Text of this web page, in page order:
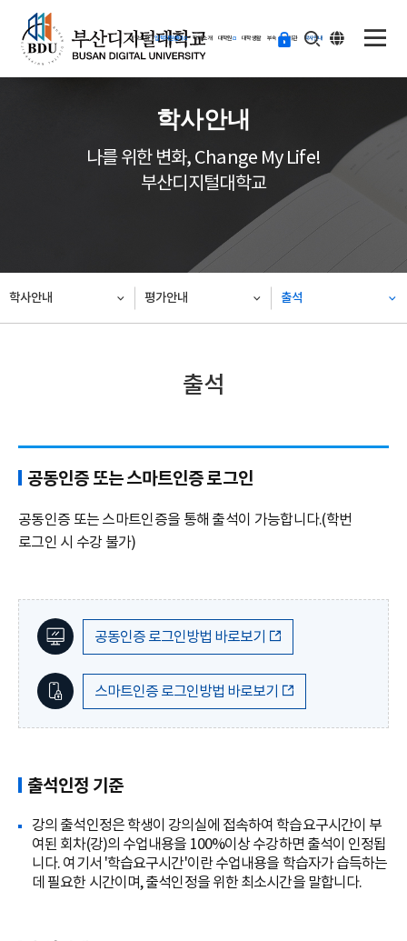
대학소개 입학지원센터 학과소개 대학원 대학생활 부속·부설기관 학사안내
등
ENG
학사안내
나를 위한 변화, Change My Life!
부산디지털대학교
학사안내 평가안내 출석
출석
공동인증 또는 스마트인증 로그인
공동인증 또는 스마트인증을 통해 출석이 가능합니다.(학번
로그인 시 수강 불가)
공동인증 로그인방법 바로보기
스마트인증 로그인방법 바로보기
출석인정 기준
강의 출석인정은 학생이 강의실에 접속하여 학습요구시간이 부
여된 회차(강)의 수업내용을 100%이상 수강하면 출석이 인정됩
니다. 여기서 '학습요구시간'이란 수업내용을 학습자가 습득하는
데 필요한 시간이며, 출석인정을 위한 최소시간을 말합니다.